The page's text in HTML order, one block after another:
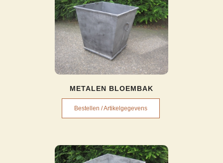
METALEN BLOEMBAK
Bestellen / Artikelgegevens